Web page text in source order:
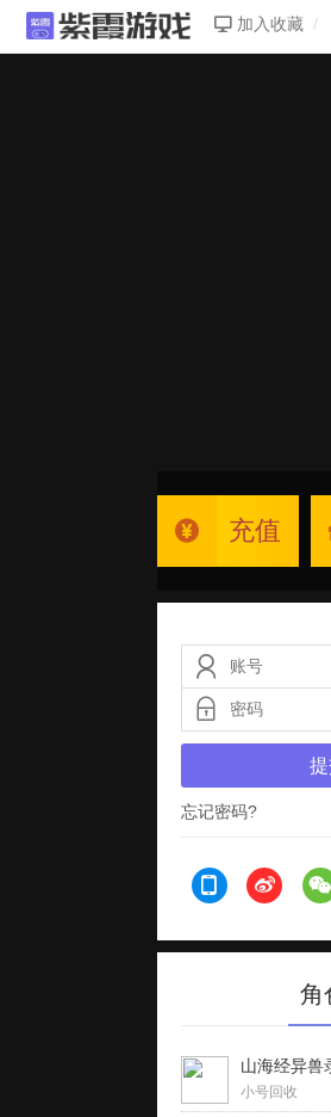
加入收藏
充值
忘记密码?
角
山海经异兽
小号回收